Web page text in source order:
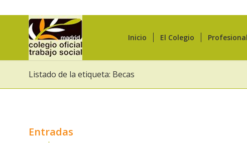
Inicio El Colegio
Listado de la etiqueta: Becas
Entradas